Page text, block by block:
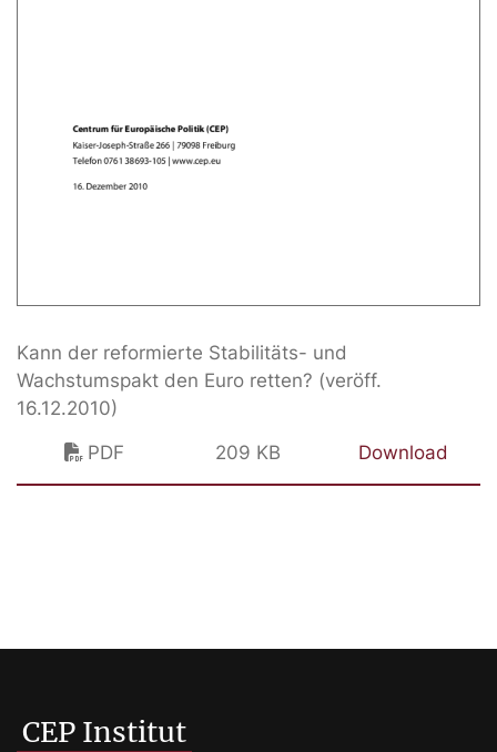
Kann der reformierte Stabilitäts- und
Wachstumspakt den Euro retten? (veröff.
16.12.2010)
PDF
209 KB Download
CEP Institut